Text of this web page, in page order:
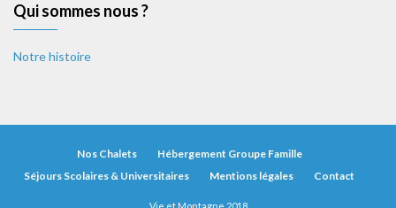
Qui sommes nous ?
Notre histoire
Nos Chalets
Hébergement Groupe Famille
Séjours Scolaires & Universitaires
Mentions légales Contact